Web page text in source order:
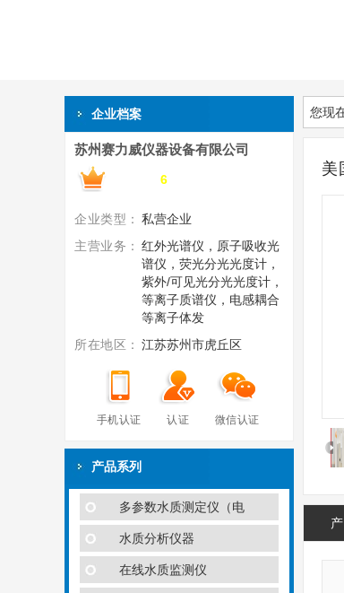
您现
美
企业档案
苏州赛力威仪器设备有限公司
搜了网会员第 6
企业类型： 私营企业
主营业务： 红外光谱仪，原子吸收光
谱仪，荧光分光光度计，
紫外/可见光分光光度计，
等离子质谱仪，电感耦合
等离子体发
所在地区： 江苏苏州市虎丘区
手机认证 认证 微信认证
产品系列
多参数水质测定仪（电
水质分析仪器
在线水质监测仪